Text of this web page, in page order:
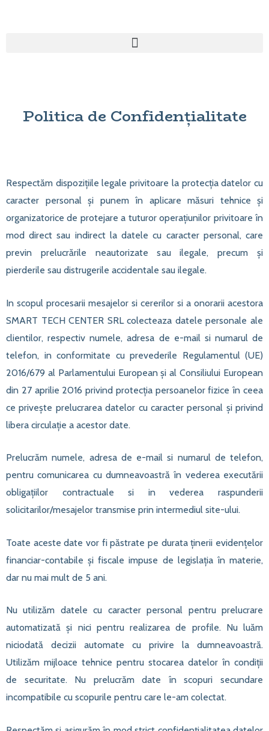
Politica de Confidențialitate
Respectăm dispozițiile legale privitoare la protecția datelor cu
caracter personal și punem în aplicare măsuri tehnice și
organizatorice de protejare a tuturor operațiunilor privitoare în
mod direct sau indirect la datele cu caracter personal, care
previn prelucrările neautorizate sau ilegale, precum și
pierderile sau distrugerile accidentale sau ilegale.
In scopul procesarii mesajelor si cererilor si a onorarii acestora
SMART TECH CENTER SRL colecteaza datele personale ale
clientilor, respectiv numele, adresa de e-mail si numarul de
telefon, in conformitate cu prevederile Regulamentul (UE)
2016/679 al Parlamentului European și al Consiliului European
din 27 aprilie 2016 privind protecția persoanelor fizice în ceea
ce privește prelucrarea datelor cu caracter personal și privind
libera circulație a acestor date.
Prelucrăm numele, adresa de e-mail si numarul de telefon,
pentru comunicarea cu dumneavoastră în vederea executării
obligațiilor contractuale si in vederea raspunderii
solicitarilor/mesajelor transmise prin intermediul site-ului.
Toate aceste date vor fi păstrate pe durata ținerii evidențelor
financiar-contabile și fiscale impuse de legislația în materie,
dar nu mai mult de 5 ani.
Nu utilizăm datele cu caracter personal pentru prelucrare
automatizată și nici pentru realizarea de profile. Nu luăm
niciodată decizii automate cu privire la dumneavoastră.
Utilizăm mijloace tehnice pentru stocarea datelor în condiții
de securitate. Nu prelucrăm date în scopuri secundare
incompatibile cu scopurile pentru care le-am colectat.